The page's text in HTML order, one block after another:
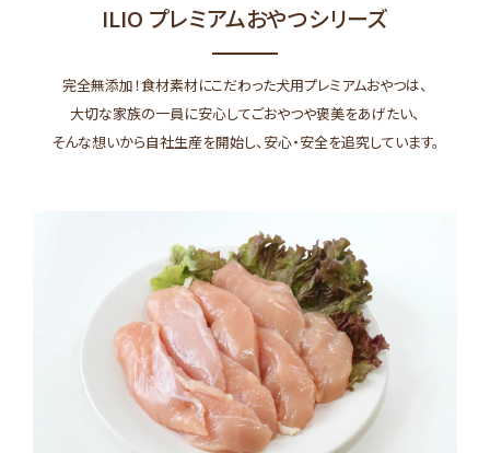
ILIO プレミアムおやつシリーズ
完全無添加！食材素材にこだわった犬用プレミアムおやつは、
大切な家族の一員に安心してごおやつや褒美をあげたい、
そんな想いから自社生産を開始し、安心・安全を追究しています。